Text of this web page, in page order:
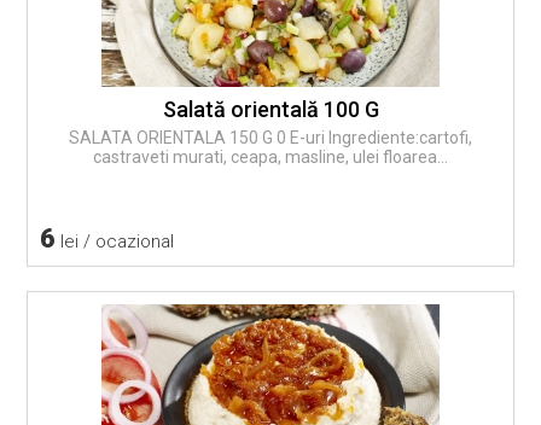
Salată orientală 100 G
SALATA ORIENTALA 150 G 0 E-uri Ingrediente:cartofi,
castraveti murati, ceapa, masline, ulei floarea...
6 lei / ocazional